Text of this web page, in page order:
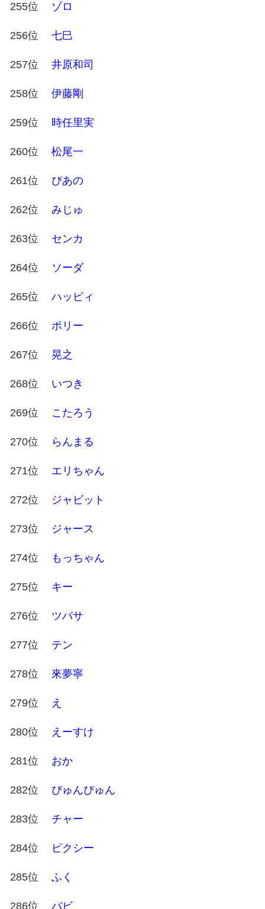
255位 ゾロ
256位 七巳
257位 井原和司
258位 伊藤剛
259位 時任里実
260位 松尾一
261位 ぴあの
262位 みじゅ
263位 センカ
264位 ソーダ
265位 ハッピィ
266位 ポリー
267位 晃之
268位 いつき
269位 こたろう
270位 らんまる
271位 エリちゃん
272位 ジャビット
273位 ジャース
274位 もっちゃん
275位 キー
276位 ツバサ
277位 テン
278位 來夢寧
279位 え
280位 えーすけ
281位 おか
282位 ぴゅんぴゅん
283位 チャー
284位 ピクシー
285位 ふく
286位 バビ